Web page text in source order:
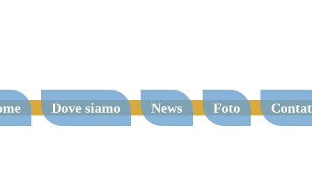
Dove siamo News Foto